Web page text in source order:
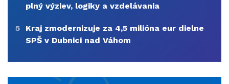
plný výziev, logiky a vzdelávania
5
Kraj zmodernizuje za 4,5 milióna eur dielne
SPŠ v Dubnici nad Váhom